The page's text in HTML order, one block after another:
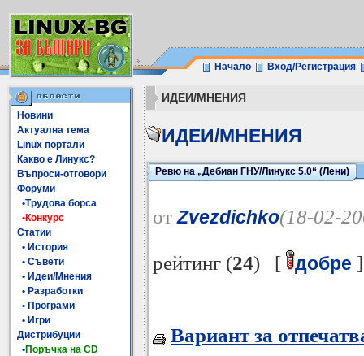
Начало Вход/Регистрация
Новини
Актуална тема
Linux портали
Какво е Линукс?
Въпроси-отговори
Форуми
•Трудова борса
•Конкурс
Статии
• История
• Съвети
• Идеи/Мнения
• Разработки
• Програми
• Игри
Дистрибуции
•Поръчка на CD
ИДЕИ/МНЕНИЯ
ИДЕИ/МНЕНИЯ
Ревю на „Дебиан ГНУ/Линукс 5.0“ (Лени)
отZvezdichko(18-02-
рейтинг (24) [ добре
Вариант за